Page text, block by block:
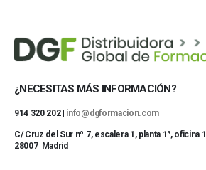
¿NECESITAS MÁS INFORMACIÓN?
914 320 202 | info@dgformacion.com
C/ Cruz del Sur nº 7, escalera 1, planta 1ª, oficina 1
28007 Madrid